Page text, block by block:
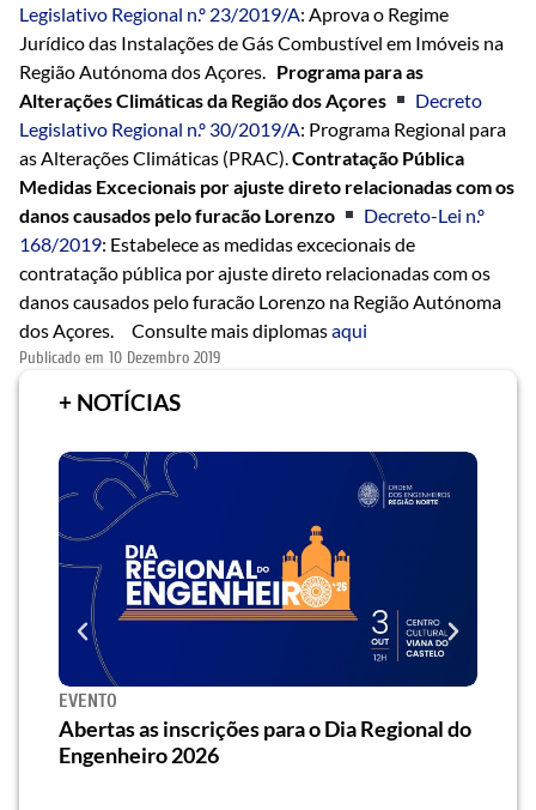
Legislativo Regional n.º 23/2019/A: Aprova o Regime
Jurídico das Instalações de Gás Combustível em Imóveis na
Região Autónoma dos Açores.
Programa para as
Alterações Climáticas da Região dos Açores
Decreto
Legislativo Regional n.º 30/2019/A: Programa Regional para
as Alterações Climáticas (PRAC). Contratação Pública
Medidas Excecionais por ajuste direto relacionadas com os
danos causados pelo furacão Lorenzo
Decreto-Lei n.º
168/2019: Estabelece as medidas excecionais de
contratação pública por ajuste direto relacionadas com os
danos causados pelo furacão Lorenzo na Região Autónoma
dos Açores. Consulte mais diplomasaqui
Publicado em 10 Dezembro 2019
+ NOTÍCIAS
EVENTO
Abertas as inscrições para o Dia Regional do
Engenheiro 2026